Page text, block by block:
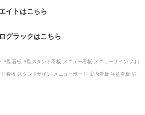
イトはこちら
グラックはこちら
A型看板 A型スタンド看板 メニュー看板 メニューサイン 入口
看板 スタンドサイン メニューボード 案内看板 注意看板 駐